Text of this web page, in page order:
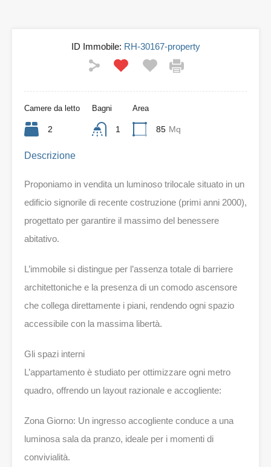
ID Immobile: RH-30167-property
Camere da letto
2
Bagni
1
Area
85 Mq
Descrizione
Proponiamo in vendita un luminoso trilocale situato in un
edificio signorile di recente costruzione (primi anni 2000),
progettato per garantire il massimo del benessere
abitativo.
L’immobile si distingue per l’assenza totale di barriere
architettoniche e la presenza di un comodo ascensore
che collega direttamente i piani, rendendo ogni spazio
accessibile con la massima libertà.
Gli spazi interni
L’appartamento è studiato per ottimizzare ogni metro
quadro, offrendo un layout razionale e accogliente:
Zona Giorno: Un ingresso accogliente conduce a una
luminosa sala da pranzo, ideale per i momenti di
convivialità.